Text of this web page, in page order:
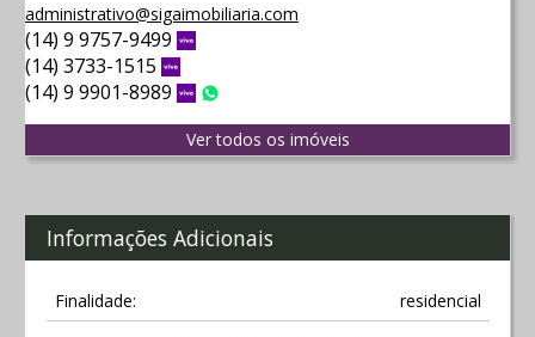
administrativo@sigaimobiliaria.com
(14) 9 9757-9499
(14) 3733-1515
(14) 9 9901-8989 Vivo
Ver todos os imóveis
Informações Adicionais
Finalidade: residencial